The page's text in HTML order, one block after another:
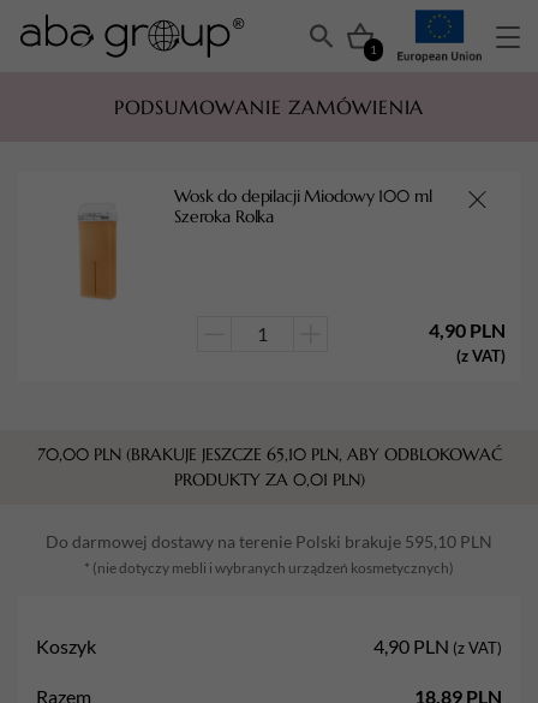
1
PODSUMOWANIE ZAMÓWIENIA
Wosk do depilacji Miodowy 100 ml
Szeroka Rolka
Miodowy
100
Szeroka
Rolka
4,90 PLN
(z VAT)
70,00 PLN (BRAKUJE JESZCZE 65,10 PLN, ABY ODBLOKOWAĆ
PRODUKTY ZA 0,01 PLN)
Do darmowej dostawy na terenie Polski brakuje 595,10 PLN
* (nie dotyczy mebli i wybranych urządzeń kosmetycznych)
Koszyk 4,90 PLN (z VAT)
Razem 18,89 PLN